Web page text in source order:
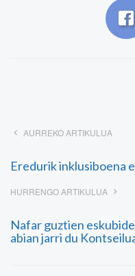
AURREKO ARTIKULUA
Eredurik inklusiboena
HURRENGO ARTIKULUA
Nafar guztien
abian jarri du